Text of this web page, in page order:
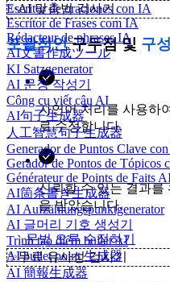
Escritor de oraciones con IA
Escritor de Frases com IA
Rédacteur de phrases IA
AI文書作成ツール
KI Satzgenerator
AI 문장 작성기
Công cụ viết câu AI
AI句子生成器
人工智慧句子生成器
Generador de Puntos Clave
Gerador de Pontos de Tópicos
Générateur de Points de Faits
AI箇条書き生成器
AI Aufzählungspunktgenerator
AI 글머리 기호 생성기
Trình tạo điểm bullet AI
AI bullet point 生成器
AI 簡報生成器
✨AI 맞춤법 검사기
포괄적인구두점 및 구성
자연어 처리를 사용하
로 수정합니다.
신뢰할 수 있는 결과를
을 받았습니다.
문법 오류 수정하기
✨무료 유사성 검사기